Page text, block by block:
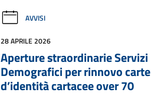
AVVISI
28 APRILE 2026
Aperture straordinarie Servizi
Demografici per rinnovo carte
d’identità cartacee over 70